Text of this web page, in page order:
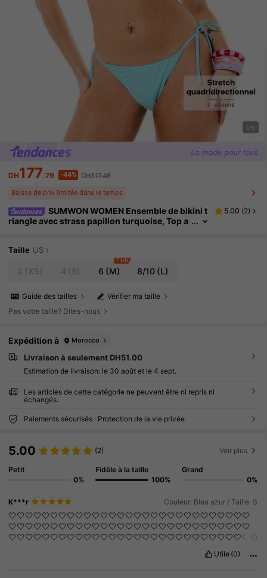
1/6
DH177.79 -44% DH317.48
Baisse de prix limitée dans le temps
SUMWON WOMEN Ensemble de bikini t
riangle avec strass papillon turquoise, Top a
5.00 (2)
Taille US
6 (M)
7 left
8/10 (L)
Vérifier ma taille
Guide des tailles
Pas votre taille? Dites-nous
Expédition à Morocco
Livraison à seulement DH51.00
Estimation de livraison: le 30 août et le 4 sept.
Les articles de cette catégorie ne peuvent être ni repris ni
échangés.
Paiements sécurisés · Protection de la vie privée
5.00 (2) Voir plus
Petit
0%
Fidèle à la taille
100%
Grand
0%
K***r Couleur: Bleu azur / Taille: S
🤍🤍🤍🤍🤍🤍🤍🤍🤍🤍🤍🤍🤍🤍🤍🤍🤍🤍🤍🤍🤍🤍🤍🤍🤍🤍🤍🤍🤍
🤍🤍🤍🤍🤍🤍🤍🤍🤍🤍🤍🤍🤍🤍🤍🤍🤍🤍🤍🤍🤍🤍🤍🤍🤍🤍🤍🤍🤍
🤍🤍🤍🤍🤍🤍🤍🤍🤍🤍🤍🤍🤍🤍🤍🤍🤍🤍🤍🤍🤍🤍🤍🤍🤍🤍🤍🤍🤍
Utile (0)